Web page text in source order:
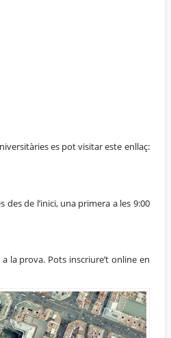
es pot visitar este enllaç:
de l’inici, una primera a les 9:00
a la prova. Pots inscriure’t online en